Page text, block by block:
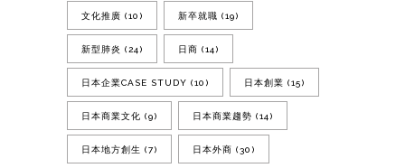
文化推廣 (10) 新卒就職 (19)
新型肺炎 (24) 日商 (14)
日本企業CASE STUDY (10) 日本創業 (15)
日本商業文化 (9) 日本商業趨勢 (14)
日本地方創生 (7) 日本外商 (30)